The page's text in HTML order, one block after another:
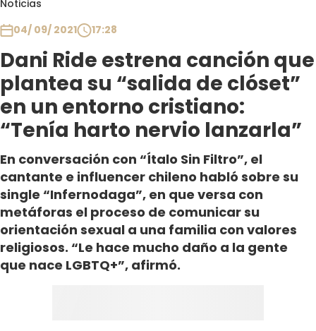
Noticias
04/ 09/ 2021
17:28
Dani Ride estrena canción que
plantea su “salida de clóset”
en un entorno cristiano:
“Tenía harto nervio lanzarla”
En conversación con “Ítalo Sin Filtro”, el
cantante e influencer chileno habló sobre su
single “Infernodaga”, en que versa con
metáforas el proceso de comunicar su
orientación sexual a una familia con valores
religiosos. “Le hace mucho daño a la gente
que nace LGBTQ+”, afirmó.
Club De La Comedia
Contigo en Directo
Plan Perfecto
El Tiempo
Sabingo
Todos Los Programas